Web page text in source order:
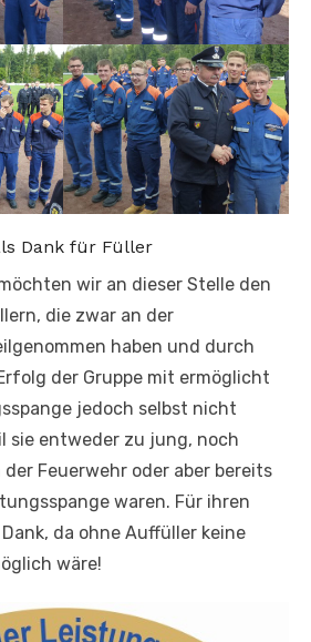
Dank für Füller
wir an dieser Stelle den
die zwar an der
haben und durch
der Gruppe mit ermöglicht
jedoch selbst nicht
sie entweder zu jung, noch
Feuerwehr oder aber bereits
waren. Für ihren
da ohne Auffüller keine
wäre!